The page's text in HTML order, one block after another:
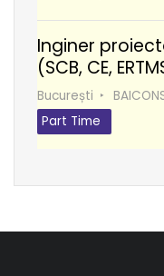
Inginer
(SCB, CE,
București
Part Time